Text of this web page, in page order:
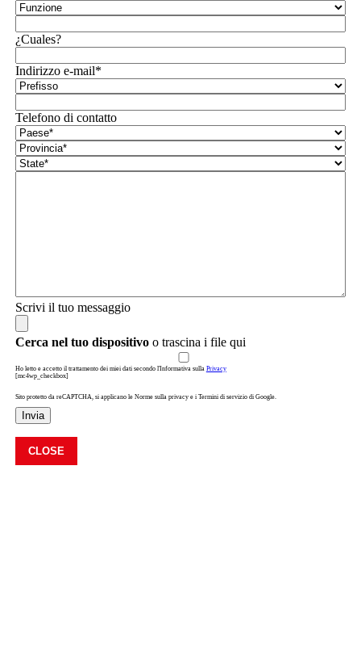
¿Cuales?
Indirizzo e-mail*
Telefono di contatto
Scrivi il tuo messaggio
Cerca nel tuo dispositivoo trascina i file qui
Ho letto e accetto il trattamento dei miei dati secondo l'Informativa sulla Privacy
[mc4wp_checkbox]
Sito protetto da reCAPTCHA, si applicano le Norme sulla privacy e i Termini di servizio di Google.
Invia
CLOSE